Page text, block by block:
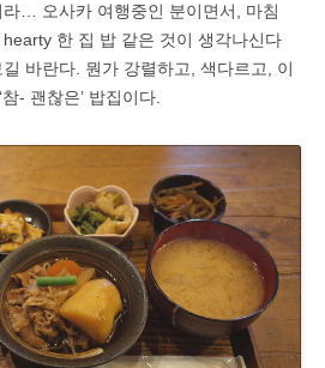
… 오사카 여행중인 분이면서, 마침
한 집 밥 같은 것이 생각나신다
바란다. 뭔가 강렬하고, 색다르고, 이
- 괜찮은’ 밥집이다.